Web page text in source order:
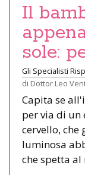
Il
sole:
Gli Specialisti
di Dottor Leo
Capita se
per via di un
cervello, che
luminosa
che spetta